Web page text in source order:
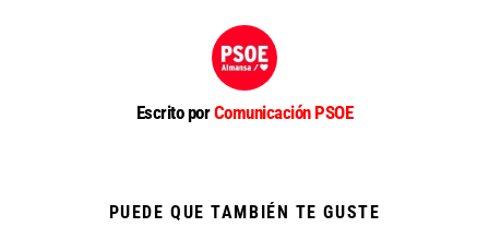
Escrito porComunicación PSOE
PUEDE QUE TAMBIÉN TE GUSTE